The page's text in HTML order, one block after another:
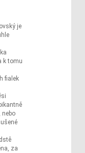
je
k tomu
fialek
nebo
za